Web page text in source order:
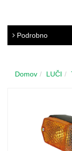
Podrobno
Domov LUČI